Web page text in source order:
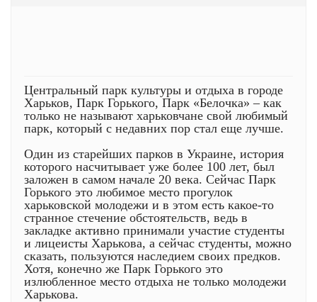
Центральный парк культуры и отдыха в городе
Харьков, Парк Горького, Парк «Белочка» – как
только не называют харьковчане свой любимый
парк, который с недавних пор стал еще лучше.
Один из старейших парков в Украине, история
которого насчитывает уже более 100 лет, был
заложен в самом начале 20 века. Сейчас Парк
Горького это любимое место прогулок
харьковской молодежи и в этом есть какое-то
странное стечение обстоятельств, ведь в
закладке активно принимали участие студенты
и лицеисты Харькова, а сейчас студенты, можно
сказать, пользуются наследием своих предков.
Хотя, конечно же Парк Горького это
излюбленное место отдыха не только молодежи
Харькова.